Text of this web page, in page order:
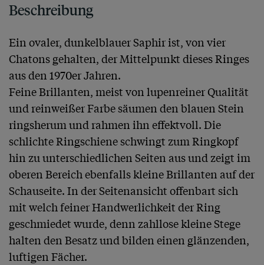
Beschreibung
Ein ovaler, dunkelblauer Saphir ist, von vier
Chatons gehalten, der Mittelpunkt dieses Ringes
aus den 1970er Jahren.
Feine Brillanten, meist von lupenreiner Qualität
und reinweißer Farbe säumen den blauen Stein
ringsherum und rahmen ihn effektvoll. Die
schlichte Ringschiene schwingt zum Ringkopf
hin zu unterschiedlichen Seiten aus und zeigt im
oberen Bereich ebenfalls kleine Brillanten auf der
Schauseite. In der Seitenansicht offenbart sich
mit welch feiner Handwerlichkeit der Ring
geschmiedet wurde, denn zahllose kleine Stege
halten den Besatz und bilden einen glänzenden,
luftigen Fächer.